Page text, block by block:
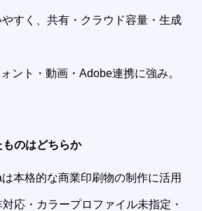
すく、共有・クラウド容量・生成
ント・動画・Adobe連携に強み。
のはどちらか
本格的な商業印刷物の制作に活用
応・カラープロファイル未指定・